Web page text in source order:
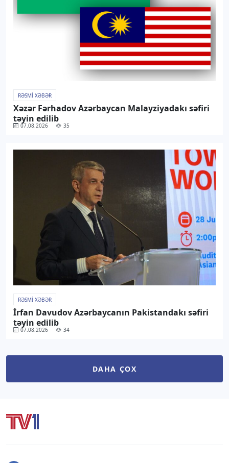
RƏSMI XƏBƏR
Xəzər Fərhadov Azərbaycan Malayziyadakı səfiri
təyin edilib
07.08.2026 35
RƏSMI XƏBƏR
İrfan Davudov Azərbaycanın Pakistandakı səfiri
təyin edilib
07.08.2026 34
DAHA ÇOX